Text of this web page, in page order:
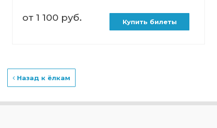
от 1 100 руб. Купить билеты
Назад к ёлкам